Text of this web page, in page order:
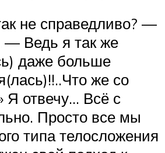
не справедливо? —
— Ведь я так же
даже больше
же со
Я отвечу… Всё с
Просто все мы
типа телосложения